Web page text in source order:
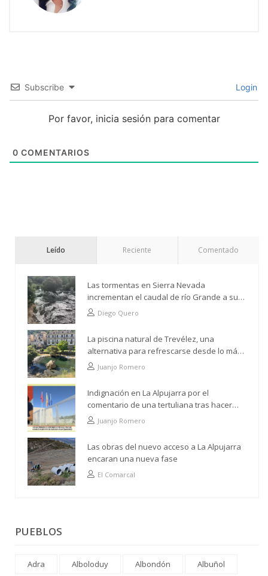
Subscribe Login
Por favor, inicia sesión para comentar
0 COMENTARIOS
Leído Reciente Comentado
Las tormentas en Sierra Nevada
incrementan el caudal de río Grande a su
paso por Trevélez
Diego Quero
La piscina natural de Trevélez, una
alternativa para refrescarse desde lo más
altoJuanjo Romero
Indignación en La Alpujarra por el
comentario de una tertuliana tras hacer
alusión al analfabetismo con la comarca
Juanjo Romero
Las obras del nuevo acceso a La Alpujarra
encaran una nueva fase
El Comarcal
PUEBLOS
Adra Alboloduy Albondón Albuñol